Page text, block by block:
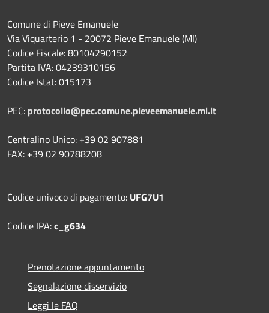
Comune di Pieve Emanuele
Via Viquarterio 1 - 20072 Pieve Emanuele (MI)
Codice Fiscale: 80104290152
Partita IVA: 04239310156
Codice Istat: 015173
PEC: protocollo@pec.comune.pieveemanuele.mi.it
Centralino Unico: +39 02 907881
FAX: +39 02 90788208
Codice univoco di pagamento: UFG7U1
Codice IPA:c_g634
Prenotazione appuntamento
Segnalazione disservizio
Leggi le FAQ